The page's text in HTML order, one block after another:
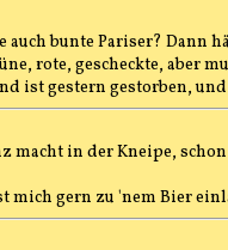
auch bunte Pariser? Dann
rote, gescheckte, aber
ist gestern gestorben,
macht in der Kneipe,
mich gern zu 'nem Bier